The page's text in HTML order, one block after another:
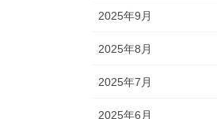
2025年9月
2025年8月
2025年7月
2025年6月